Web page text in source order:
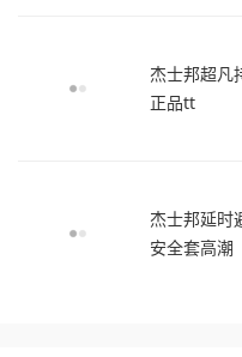
杰士邦超凡
正品tt
杰士邦延时
安全套高潮